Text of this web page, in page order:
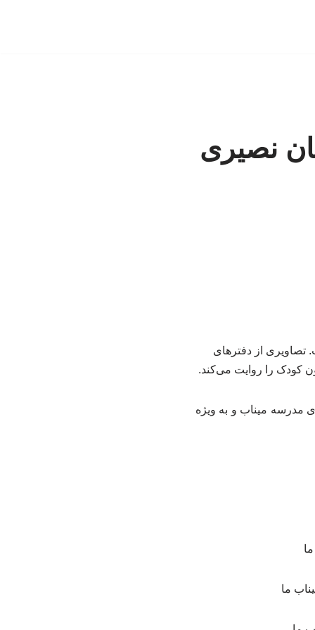
نصیری
از دفترهای
کودک را روایت می‌کند.
مدرسه میناب و به ویژه
ما